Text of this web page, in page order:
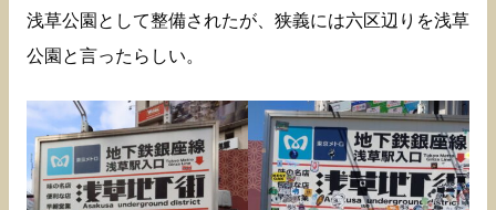
浅草公園として整備されたが、狭義には六区辺りを浅草
公園と言ったらしい。